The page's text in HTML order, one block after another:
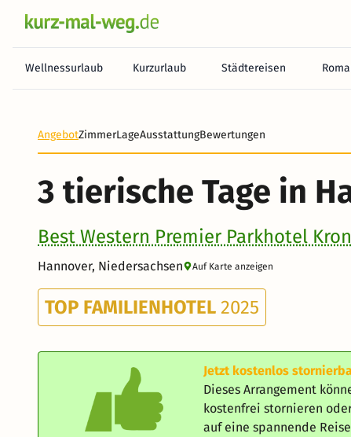
Wellnessurlaub Kurzurlaub Städtereisen
Heute noch keine Zahlung erforderlich! Zahlen Sie
AngebotZimmerLageAusstattungBewertungen
3 tierische Tage in
Best Western Premier Parkhotel
Hannover, Niedersachsen Auf Karte anzeigen
TOP FAMILIENHOTEL 2025
Jetzt kostenlos
Dieses Arrangement
kostenfrei stornieren
auf eine spannende